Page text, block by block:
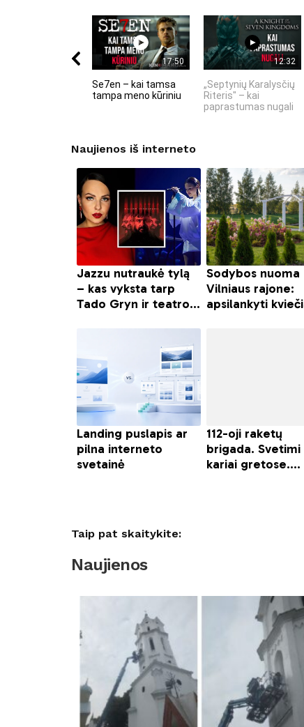
17:50
Se7en – kai tamsa
tampa meno kūriniu
12:32
„Septynių Karalysčių
Riteris" – kai
paprastumas nugali
Naujienos iš interneto
Taip pat skaitykite:
Naujienos